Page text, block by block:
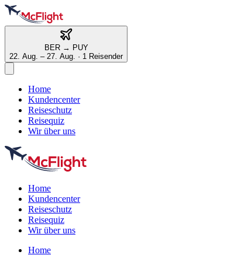
BER→ PUY
22. Aug. – 27. Aug. · 1 Reisender
Home
Kundencenter
Reiseschutz
Reisequiz
Wir über uns
Home
Kundencenter
Reiseschutz
Reisequiz
Wir über uns
Home